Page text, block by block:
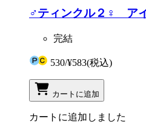
♂ティンクル２♀ ア
完結
530/¥583(税込)
カートに追加
カートに追加しました